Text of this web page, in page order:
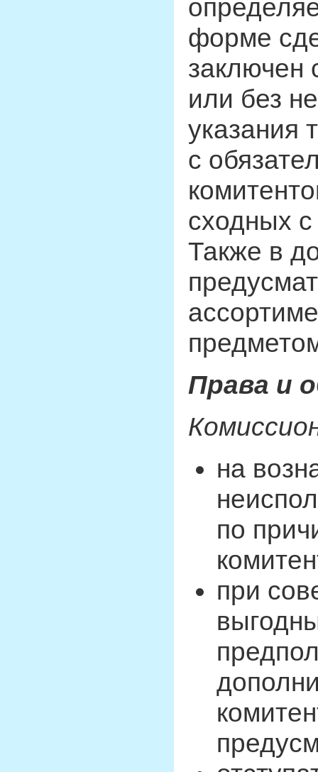
форме
заключен
или без
указания
с
сходных
Также в
Права и
на
по
при